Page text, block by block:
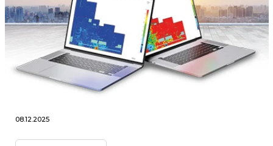
08.12.2025